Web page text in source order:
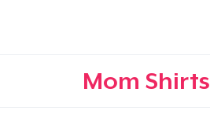
Mom Shirts